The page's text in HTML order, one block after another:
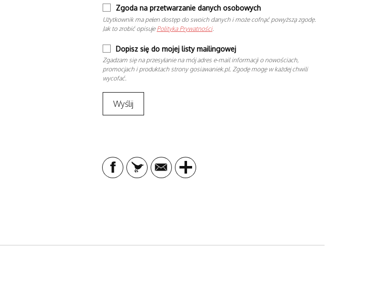
Zgoda na przetwarzanie danych osobowych
Użytkownik ma pełen dostęp do swoich danych i może cofnąć powyższą zgodę.
Jak to zrobić opisuje Polityka Prywatności.
Dopisz się do mojej listy mailingowej
Zgadzam się na przesyłanie na mój adres e-mail informacji o nowościach,
promocjach i produktach strony gosiawaniek.pl. Zgodę mogę w każdej chwili
wycofać.